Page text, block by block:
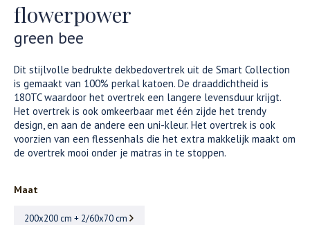
flowerpower
green bee
Dit stijlvolle bedrukte dekbedovertrek uit de Smart Collection
is gemaakt van 100% perkal katoen. De draaddichtheid is
180TC waardoor het overtrek een langere levensduur krijgt.
Het overtrek is ook omkeerbaar met één zijde het trendy
design, en aan de andere een uni-kleur. Het overtrek is ook
voorzien van een flessenhals die het extra makkelijk maakt om
de overtrek mooi onder je matras in te stoppen.
Maat
200x200 cm + 2/60x70 cm